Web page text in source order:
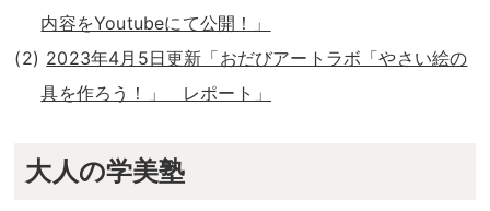
内容をYoutubeにて公開！」
2023年4月5日更新「おだびアートラボ「やさい絵の
具を作ろう！」 レポート」
大人の学美塾